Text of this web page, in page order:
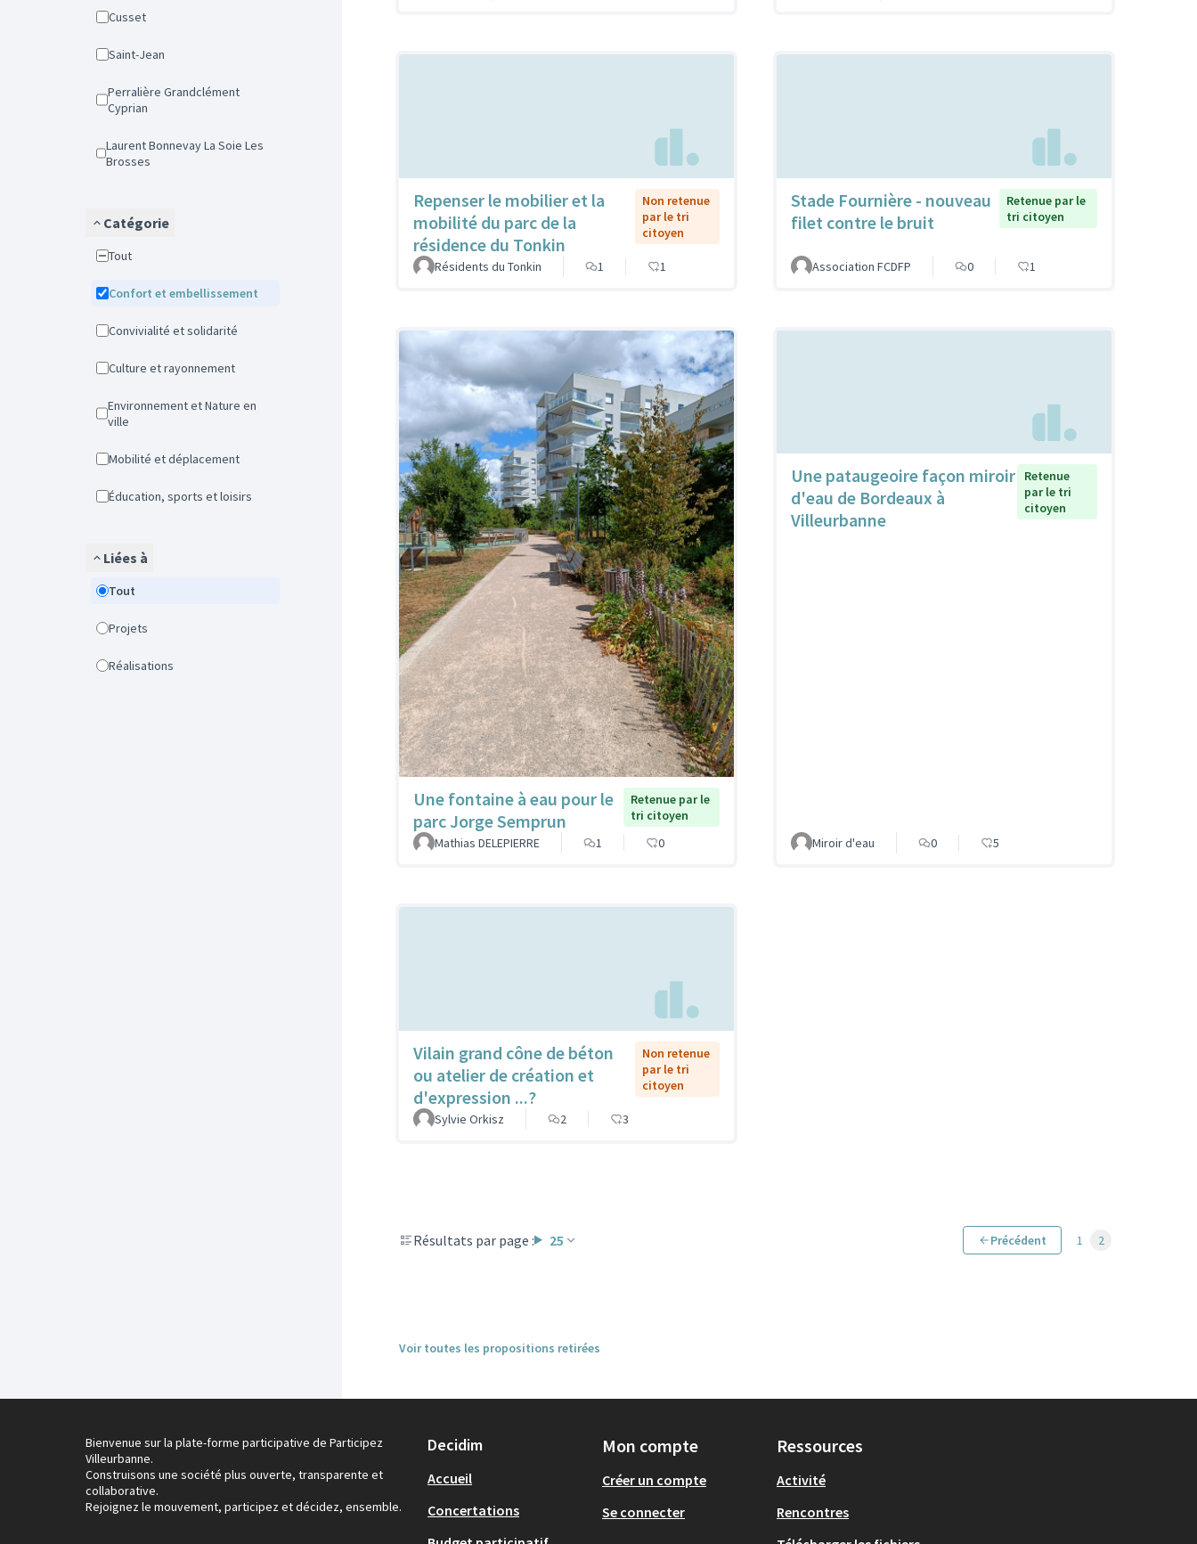
Cusset
Saint-Jean
Perralière Grandclément
Cyprian
Laurent Bonnevay La Soie Les
Brosses
Catégorie
Tout
Confort et embellissement
Convivialité et solidarité
Culture et rayonnement
Environnement et Nature en
ville
Mobilité et déplacement
Éducation, sports et loisirs
Liées à
Tout
Projets
Réalisations
Repenser le mobilier et la
mobilité du parc de la
résidence du Tonkin
Non retenue
par le tri
citoyen
Résidents du Tonkin 1 1
Stade Fournière - nouveau
filet contre le bruit
Retenue par le
tri citoyen
Association FCDFP 0 1
Une fontaine à eau pour le
parc Jorge Semprun
Retenue par le
tri citoyen
Mathias DELEPIERRE
1 0
Une pataugeoire façon miroir
d'eau de Bordeaux à
Villeurbanne
Retenue
par le tri
citoyen
Miroir d'eau 0 5
Vilain grand cône de béton
ou atelier de création et
d'expression ...?
Non retenue
par le tri
citoyen
Sylvie Orkisz 2 3
Résultats par page : 25 Précédent 1 2
Voir toutes les propositions retirées
Bienvenue sur la plate-forme participative de Participez
Villeurbanne.
Construisons une société plus ouverte, transparente et
collaborative.
Rejoignez le mouvement, participez et décidez, ensemble.
Decidim
Accueil
Concertations
Mon compte
Créer un compte
Se connecter
Ressources
Activité
Rencontres